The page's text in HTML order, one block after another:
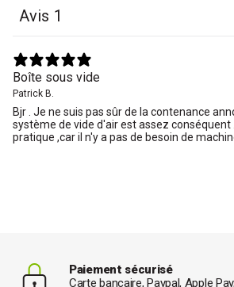
Avis 1
Boîte sous vide
Patrick B.
Bjr . Je ne suis pas sûr de la contenance
système de vide d'air est assez conséquent
pratique ,car il n'y a pas de besoin de
Paiement sécurisé
Carte bancaire, Paypal, Apple